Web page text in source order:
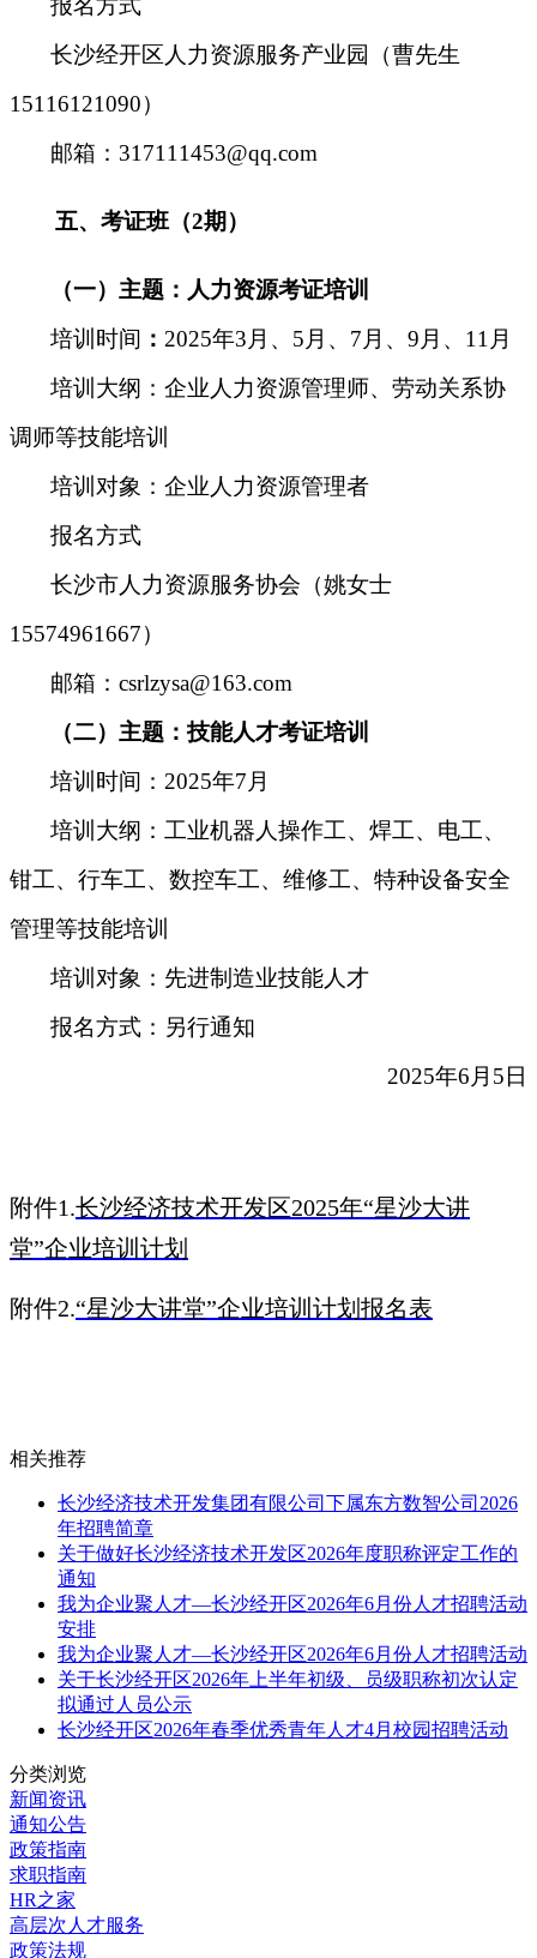
报名方式
长沙经开区人力资源服务产业园（曹先生
15116121090）
邮箱：317111453@qq.com
五、 考证班 （2期）
（一）主题：人力资源考证培训
培训时间 ： 2025年3月、5月、7月、9月、11月
培训大纲 ： 企业人力资源管理师、劳动关系协
调师等技能培训
培训对象 ： 企业人力资源管理者
报名方式
长沙市人力资源服务协会（姚女士
15574961667）
邮箱：csrlzysa@163.com
（二） 主题：技能人才考证培训
培训时间 ： 2025年7月
培训大纲 ： 工业机器人操作工、焊工、电工、
钳工、行车工、数控车工、维修工、特种设备安全
管理等技能培训
培训对象 ： 先进制造业技能人才
报名方式 ： 另行通知
2025年6月5日
附件1.长沙经济技术开发区2025年“星沙大讲
堂”企业培训计划
附件2.“星沙大讲堂”企业培训计划报名表
相关推荐
长沙经济技术开发集团有限公司下属东方数智公司2026
年招聘简章
关于做好长沙经济技术开发区2026年度职称评定工作的
通知
我为企业聚人才—长沙经开区2026年6月份人才招聘活动
安排
我为企业聚人才—长沙经开区2026年6月份人才招聘活动
关于长沙经开区2026年上半年初级、员级职称初次认定
拟通过人员公示
长沙经开区2026年春季优秀青年人才4月校园招聘活动
分类浏览
新闻资讯
通知公告
政策指南
求职指南
HR之家
高层次人才服务
政策法规